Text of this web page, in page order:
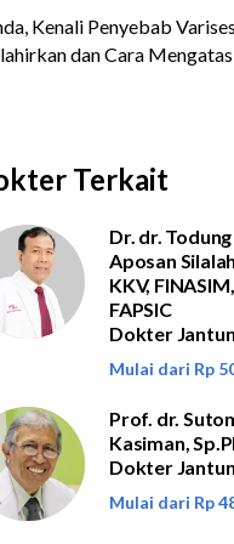
Terkait